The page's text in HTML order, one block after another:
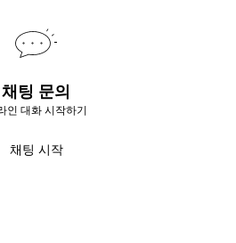
채팅 문의
인 대화 시작하기
채팅 시작